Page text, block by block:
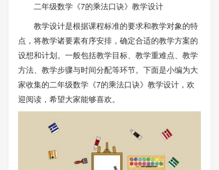
二年级数学《7的乘法口诀》教学设计
教学设计是根据课程标准的要求和教学对象的特
点，将教学诸要素有序安排，确定合适的教学方案的
设想和计划。一般包括教学目标、教学重难点、教学
方法、教学步骤与时间分配等环节。下面是小编为大
家收集的二年级数学《7的乘法口诀》教学设计，欢
迎阅读，希望大家能够喜欢。